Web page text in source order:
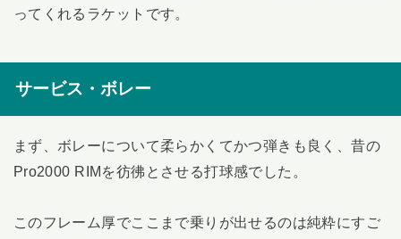
ってくれるラケットです。
サービス・ボレー
まず、ボレーについて柔らかくてかつ弾きも良く、昔の
Pro2000 RIMを彷彿とさせる打球感でした。
このフレーム厚でここまで乗りが出せるのは純粋にすご